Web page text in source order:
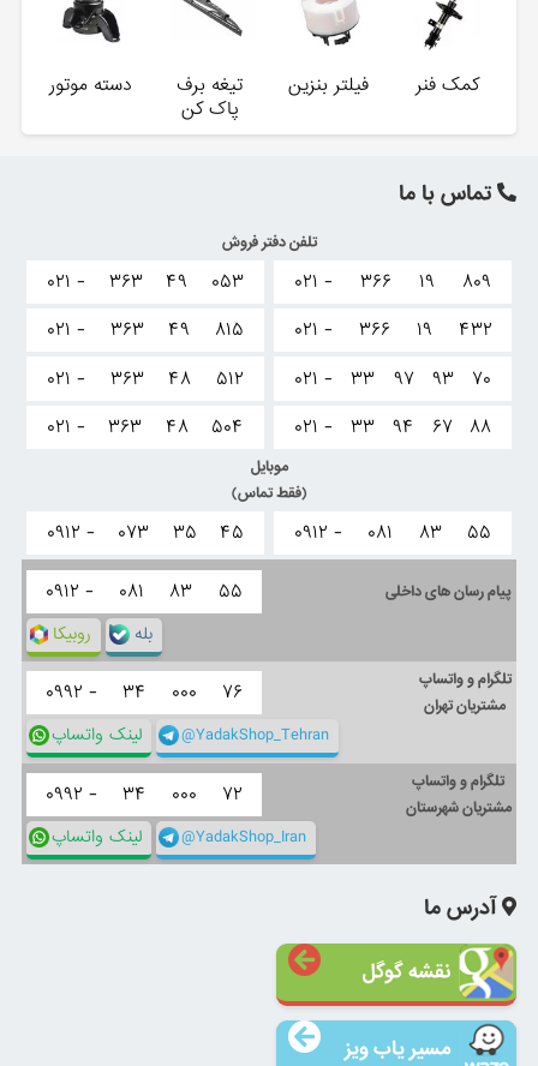
کمک فنر فیلتر بنزین
تیغه برف
پاک کن
دسته موتور
تماس با ما
تلفن دفتر فروش
۰۲۱ - ۳۶۶ ۱۹
۸۰۹
۰۲۱ -
۳۶۶ ۱۹
۴۳۲
۰۲۱ -
۳۳ ۹۷ ۹۳
۷۰
۰۲۱ -
۳۳ ۹۴ ۶۷ ۸۸
۰۲۱ - ۳۶۳ ۴۹
۰۵۳
۰۲۱ -
۳۶۳ ۴۹
۸۱۵
۰۲۱ -
۳۶۳ ۴۸
۵۱۲
۰۲۱ -
۳۶۳ ۴۸ ۵۰۴
موبایل
(فقط تماس)
۰۹۱۲ - ۰۸۱ ۸۳ ۵۵ ۰۹۱۲ - ۰۷۳ ۳۵ ۴۵
پیام رسان های داخلی ۰۹۱۲ - ۰۸۱ ۸۳ ۵۵
روبیکا بله
تلگرام و واتساپ
مشتریان تهران
۰۹۹۲ - ۳۴ ۰۰۰ ۷۶
لینک واتساپ @YadakShop_Tehran
تلگرام و واتساپ
مشتریان شهرستان
۰۹۹۲ - ۳۴ ۰۰۰ ۷۲
لینک واتساپ @YadakShop_Iran
آدرس ما
نقشه گوگل
مسیر یاب ویز